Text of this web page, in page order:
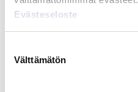
Evästeseloste
valinta
Välttämätön
KIRJANPITO